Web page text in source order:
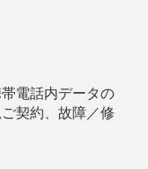
電話内データの
契約、故障／修